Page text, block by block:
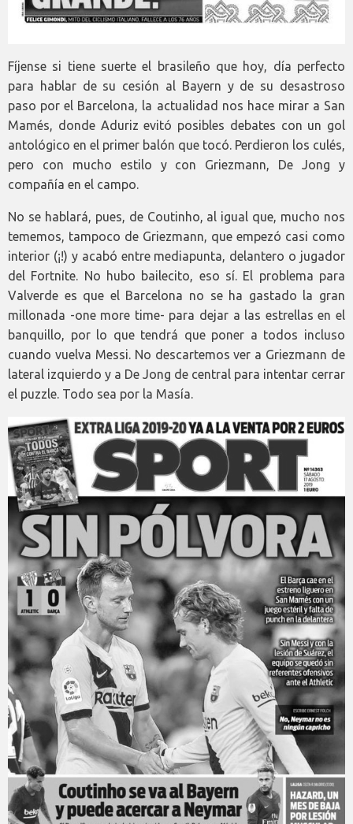
Fíjense si tiene suerte el brasileño que hoy, día perfecto
para hablar de su cesión al Bayern y de su desastroso
paso por el Barcelona, la actualidad nos hace mirar a San
Mamés, donde Aduriz evitó posibles debates con un gol
antológico en el primer balón que tocó. Perdieron los culés,
pero con mucho estilo y con Griezmann, De Jong y
compañía en el campo.
No se hablará, pues, de Coutinho, al igual que, mucho nos
tememos, tampoco de Griezmann, que empezó casi como
interior (¡!) y acabó entre mediapunta, delantero o jugador
del Fortnite. No hubo bailecito, eso sí. El problema para
Valverde es que el Barcelona no se ha gastado la gran
millonada -one more time- para dejar a las estrellas en el
banquillo, por lo que tendrá que poner a todos incluso
cuando vuelva Messi. No descartemos ver a Griezmann de
lateral izquierdo y a De Jong de central para intentar cerrar
el puzzle. Todo sea por la Masía.